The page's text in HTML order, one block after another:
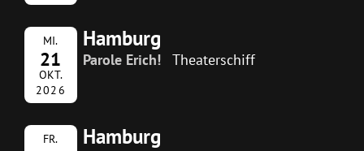
MI.
21
OKT.
2026
Hamburg
Parole Erich! Theaterschiff
FR. Hamburg